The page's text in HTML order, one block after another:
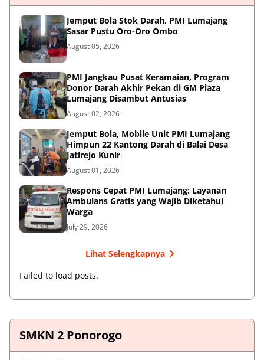
Jemput Bola Stok Darah, PMI Lumajang
Sasar Pustu Oro-Oro Ombo
August 05, 2026
PMI Jangkau Pusat Keramaian, Program
Donor Darah Akhir Pekan di GM Plaza
Lumajang Disambut Antusias
August 02, 2026
Jemput Bola, Mobile Unit PMI Lumajang
Himpun 22 Kantong Darah di Balai Desa
Jatirejo Kunir
August 01, 2026
Respons Cepat PMI Lumajang: Layanan
Ambulans Gratis yang Wajib Diketahui
Warga
July 29, 2026
Lihat Selengkapnya
Failed to load posts.
SMKN 2 Ponorogo